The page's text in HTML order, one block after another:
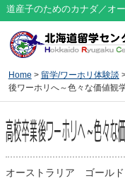
道産子のためのカナダ／オ
Home > 留学/ワーホリ体験談
後ワーホリへ～色々な価値観
高校卒業後ワーホリへ～色々
オーストラリア ゴールド